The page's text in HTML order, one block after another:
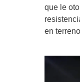
que le
en